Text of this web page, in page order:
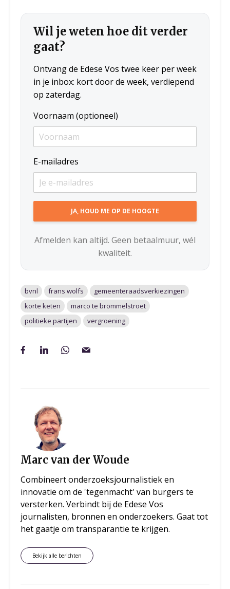
Wil je weten hoe dit verder
gaat?
Ontvang de Edese Vos twee keer per week
in je inbox: kort door de week, verdiepend
op zaterdag.
Voornaam (optioneel)
E-mailadres
Afmelden kan altijd. Geen betaalmuur, wél
kwaliteit.
bvnl frans wolfs
gemeenteraadsverkiezingen
korte keten
marco te brömmelstroet
politieke partijen
vergroening
Marc van der Woude
Combineert onderzoeksjournalistiek en
innovatie om de 'tegenmacht' van burgers te
versterken. Verbindt bij de Edese Vos
journalisten, bronnen en onderzoekers. Gaat tot
het gaatje om transparantie te krijgen.
Bekijk alle berichten